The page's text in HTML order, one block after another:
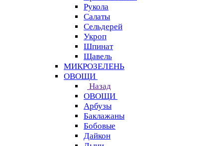
Рукола
Салаты
Сельдерей
Укроп
Шпинат
Щавель
МИКРОЗЕЛЕНЬ
ОВОЩИ
Назад
ОВОЩИ
Арбузы
Баклажаны
Бобовые
Дайкон